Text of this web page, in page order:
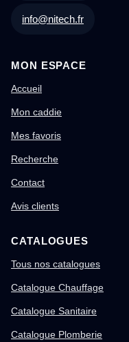
info@nitech.fr
MON ESPACE
Accueil
Mon caddie
Mes favoris
Recherche
Contact
Avis clients
CATALOGUES
Tous nos catalogues
Catalogue Chauffage
Catalogue Sanitaire
Catalogue Plomberie